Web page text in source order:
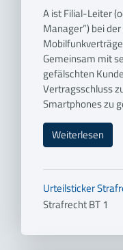
A ist Filial-Leiter
Manager”) bei
Gemeinsam mit
gefälschten
Vertragsschluss
Smartphones zu
Weiterlesen
Urteilsticker
Strafrecht BT 1